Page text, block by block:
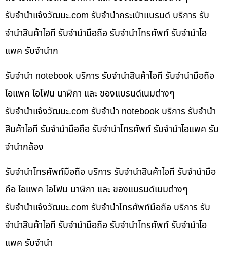
รับจํานําแจ้งวัฒนะ.com รับจำนำกระเป๋าแบรนด์ บริการ รับ
จำนำสินค้าไอที รับจำนำมือถือ รับจำนำโทรศัพท์ รับจำนำไอ
แพค รับจำนำก
รับจำนำ notebook บริการ รับจำนำสินค้าไอที รับจำนำมือถือ
ไอแพค ไอโฟน นาฬิกา และ ของแบรนด์เนมต่างๆ
รับจํานําแจ้งวัฒนะ.com รับจำนำ notebook บริการ รับจำนำ
สินค้าไอที รับจำนำมือถือ รับจำนำโทรศัพท์ รับจำนำไอแพค รับ
จำนำกล้อง
รับจำนำโทรศัพท์มือถือ บริการ รับจำนำสินค้าไอที รับจำนำมือ
ถือ ไอแพค ไอโฟน นาฬิกา และ ของแบรนด์เนมต่างๆ
รับจํานําแจ้งวัฒนะ.com รับจำนำโทรศัพท์มือถือ บริการ รับ
จำนำสินค้าไอที รับจำนำมือถือ รับจำนำโทรศัพท์ รับจำนำไอ
แพค รับจำนำ